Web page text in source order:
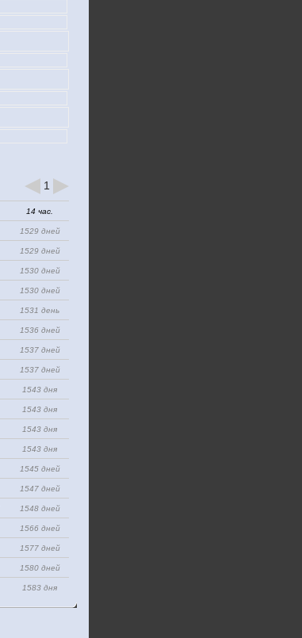
1
14 час.
1529 дней
1529 дней
1530 дней
1530 дней
1531 день
1536 дней
1537 дней
1537 дней
1543 дня
1543 дня
1543 дня
1543 дня
1545 дней
1547 дней
1548 дней
1566 дней
1577 дней
1580 дней
1583 дня